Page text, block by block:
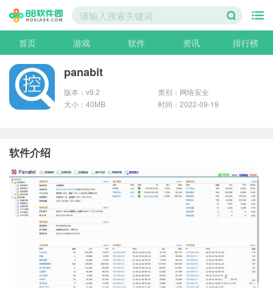
首页 游戏 软件 资讯 排行榜
panabit
版本：v9.2
类别：网络安全
大小：40MB
时间：2022-09-19
软件介绍